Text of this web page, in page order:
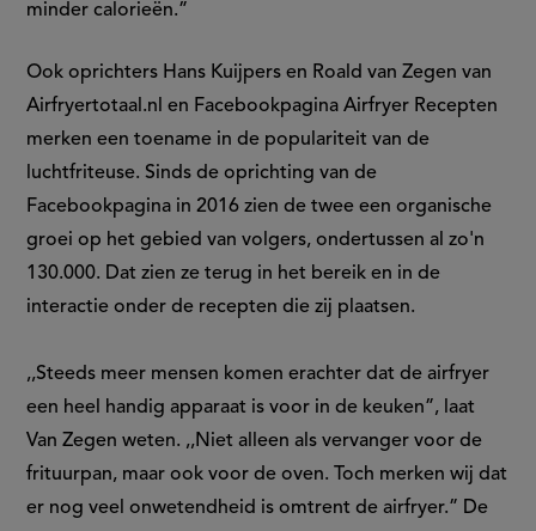
minder calorieën.”
Ook oprichters Hans Kuijpers en Roald van Zegen van
Airfryertotaal.nl en Facebookpagina Airfryer Recepten
merken een toename in de populariteit van de
luchtfriteuse. Sinds de oprichting van de
Facebookpagina in 2016 zien de twee een organische
groei op het gebied van volgers, ondertussen al zo'n
130.000. Dat zien ze terug in het bereik en in de
interactie onder de recepten die zij plaatsen.
,,Steeds meer mensen komen erachter dat de airfryer
een heel handig apparaat is voor in de keuken”, laat
Van Zegen weten. ,,Niet alleen als vervanger voor de
frituurpan, maar ook voor de oven. Toch merken wij dat
er nog veel onwetendheid is omtrent de airfryer.” De